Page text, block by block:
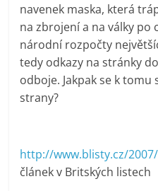
navenek maska, která
na zbrojení a na války po
národní rozpočty
tedy odkazy na stránky
odboje. Jakpak se k
strany?
http://www.blisty.cz/
článek v Britských listech